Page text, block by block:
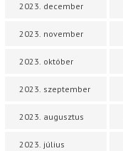
2023. december
2023. november
2023. október
2023. szeptember
2023. augusztus
2023. július